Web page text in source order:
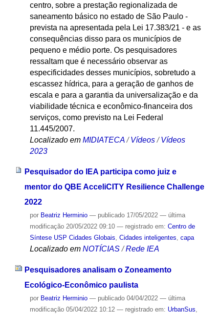
centro, sobre a prestação regionalizada de
saneamento básico no estado de São Paulo -
prevista na apresentada pela Lei 17.383/21 - e as
consequências disso para os municípios de
pequeno e médio porte. Os pesquisadores
ressaltam que é necessário observar as
especificidades desses municípios, sobretudo a
escassez hídrica, para a geração de ganhos de
escala e para a garantia da universalização e da
viabilidade técnica e econômico-financeira dos
serviços, como previsto na Lei Federal
11.445/2007.
Localizado em MIDIATECA /Vídeos /Vídeos
2023
Pesquisador do IEA participa como juiz e
mentor do QBE AcceliCITY Resilience Challenge
2022
por Beatriz Herminio — publicado17/05/2022 — última
modificação20/05/2022 09:10 — registrado em: Centro de
Síntese USP Cidades Globais, Cidades inteligentes, capa
Localizado em NOTÍCIAS /Rede IEA
Pesquisadores analisam o Zoneamento
Ecológico-Econômico paulista
por Beatriz Herminio — publicado04/04/2022 — última
modificação05/04/2022 10:12 — registrado em: UrbanSus,